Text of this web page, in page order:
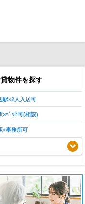
物件を探す
駅×2人入居可
×ﾍﾟｯﾄ可(相談)
×事務所可